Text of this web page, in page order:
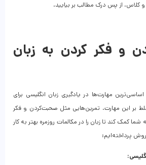
کلاس، از پس درک مطالب بر بیایید.
و فکر کردن به زبان
مهارت‌ها در یادگیری زبان انگلیسی برای
بر این مهارت، تمرین‌هایی مثل صحبت‌کردن و فکر
کمک کند تا زبان را در مکالمات روزمره بهتر به کار
پرداخته‌ایم‌: